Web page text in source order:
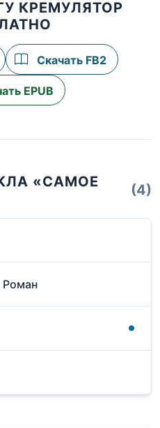
КРЕМУЛЯТОР
Скачать FB2
EPUB
«САМОЕ
(4)
Роман